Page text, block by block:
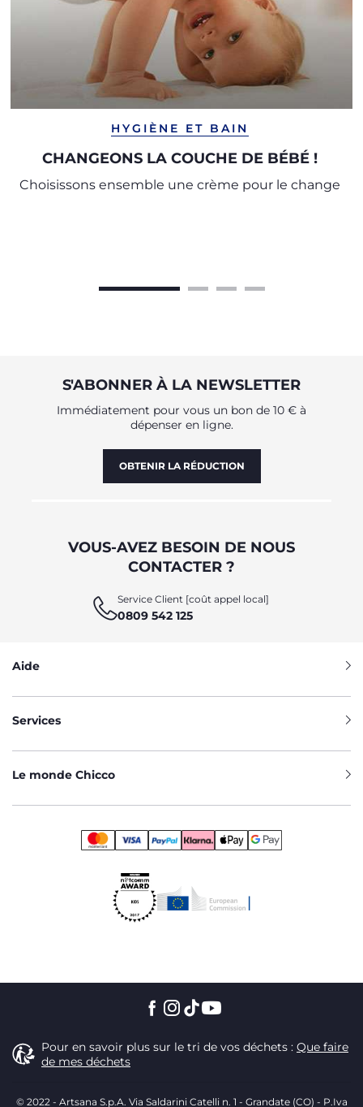
HYGIÈNE ET BAIN
CHANGEONS LA COUCHE DE BÉBÉ !
Choisissons ensemble une crème pour le change
S'ABONNER À LA NEWSLETTER
Immédiatement pour vous un bon de 10 € à
dépenser en ligne.
OBTENIR LA RÉDUCTION
VOUS-AVEZ BESOIN DE NOUS
CONTACTER ?
Service Client [coût appel local]
0809 542 125
Aide
Services
Le monde Chicco
Pour en savoir plus sur le tri de vos déchets : Que faire
de mes déchets
© 2022 - Artsana S.p.A. Via Saldarini Catelli n. 1 - Grandate (CO) - P.Iva